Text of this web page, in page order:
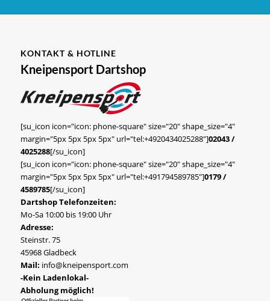
KONTAKT & HOTLINE
Kneipensport Dartshop
[su_icon icon="icon: phone-square" size="20" shape_size="4"
margin="5px 5px 5px 5px" url="tel:+4920434025288"]02043 /
4025288[/su_icon]
[su_icon icon="icon: phone-square" size="20" shape_size="4"
margin="5px 5px 5px 5px" url="tel:+491794589785"]0179 /
4589785[/su_icon]
Dartshop Telefonzeiten:
Mo-Sa 10:00 bis 19:00 Uhr
Adresse:
Steinstr. 75
45968 Gladbeck
Mail: info@kneipensport.com
-Kein Ladenlokal-
Abholung möglich!